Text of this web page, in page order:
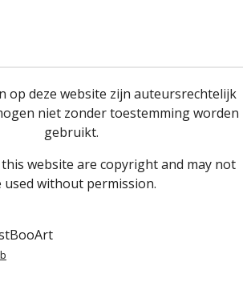
op deze website zijn auteursrechtelijk
niet zonder toestemming worden
gebruikt.
website are copyright and may not
used without permission.